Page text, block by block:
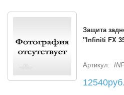
Защита
"Infiniti FX
Артикул:
12540руб.